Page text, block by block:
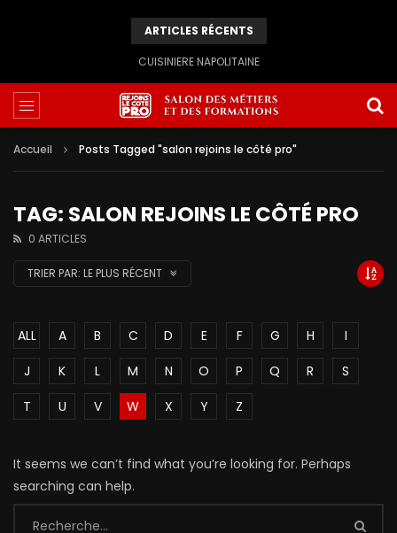
ARTICLES RÉCENTS
CUISINIERE NAPOLITAINE
Accueil Posts Tagged "salon rejoins le côté pro"
TAG: SALON REJOINS LE CÔTÉ PRO
0 ARTICLES
TRIER PAR: LE PLUS RÉCENT
ALL A B C D E F G H
I
J
K L M N O P Q R
S
T
U V W X Y Z
It seems we can’t find what you’re looking for. Perhaps
searching can help.